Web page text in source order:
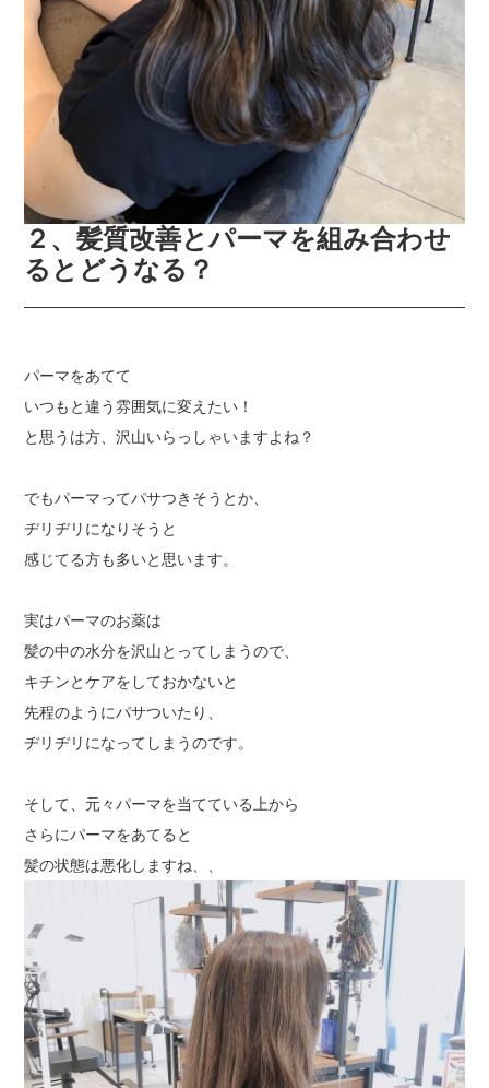
２、髪質改善とパーマを組み合わせ
るとどうなる？
パーマをあてて
いつもと違う雰囲気に変えたい！
と思うは方、沢山いらっしゃいますよね？
でもパーマってパサつきそうとか、
ヂリヂリになりそうと
感じてる方も多いと思います。
実はパーマのお薬は
髪の中の水分を沢山とってしまうので、
キチンとケアをしておかないと
先程のようにパサついたり、
ヂリヂリになってしまうのです。
そして、元々パーマを当てている上から
さらにパーマをあてると
髪の状態は悪化しますね、、